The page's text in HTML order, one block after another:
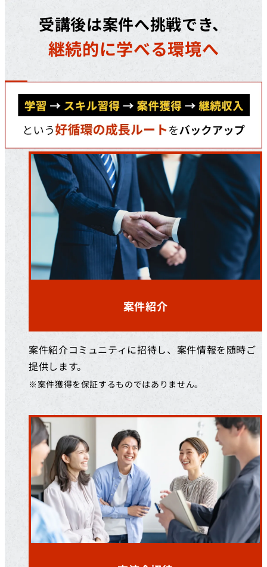
受講後は案件へ挑戦でき、
継続的に学べる環境へ
案件紹介
案件紹介コミュニティに招待し、案件情報を随時ご
提供します。
※案件獲得を保証するものではありません。